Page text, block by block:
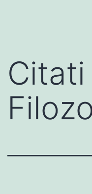
Citati